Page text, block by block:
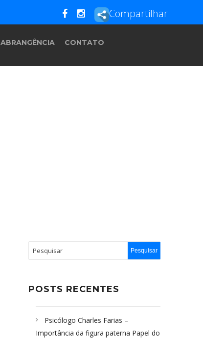
Compartilhar
ABRANGÊNCIA CONTATO
POSTS RECENTES
Psicólogo Charles Farias –
Importância da figura paterna Papel do